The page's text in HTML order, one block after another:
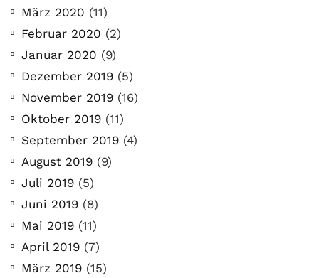
März 2020 (11)
Februar 2020 (2)
Januar 2020 (9)
Dezember 2019 (5)
November 2019 (16)
Oktober 2019 (11)
September 2019 (4)
August 2019 (9)
Juli 2019 (5)
Juni 2019 (8)
Mai 2019 (11)
April 2019 (7)
März 2019 (15)